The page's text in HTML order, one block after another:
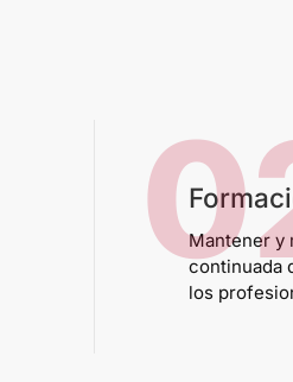
Mantener y
continuada
los